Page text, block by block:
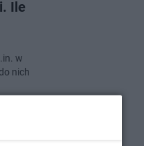
Ile
w
nich